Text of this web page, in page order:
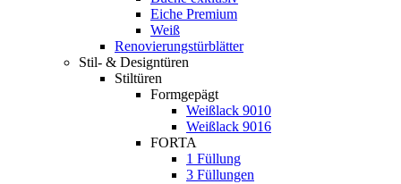
Eiche Premium
Weiß
Renovierungstürblätter
Stil- & Designtüren
Stiltüren
Formgepägt
Weißlack 9010
Weißlack 9016
FORTA
1 Füllung
3 Füllungen